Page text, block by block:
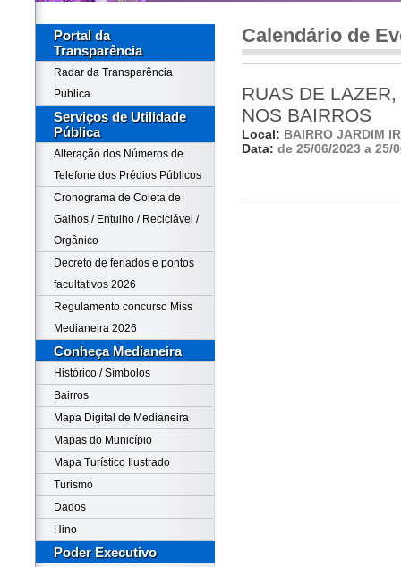
Portal da
Transparência
Radar da Transparência
Pública
Serviços de Utilidade
Pública
Alteração dos Números de
Telefone dos Prédios Públicos
Cronograma de Coleta de
Galhos / Entulho / Reciclável /
Orgânico
Decreto de feriados e pontos
facultativos 2026
Regulamento concurso Miss
Medianeira 2026
Conheça Medianeira
Histórico / Símbolos
Bairros
Mapa Digital de Medianeira
Mapas do Município
Mapa Turístico Ilustrado
Turismo
Dados
Hino
Poder Executivo
Calendário de
RUAS DE
NOS BAIRROS
Local: BAIRRO JARDIM
Data: de 25/06/2023 a 25/